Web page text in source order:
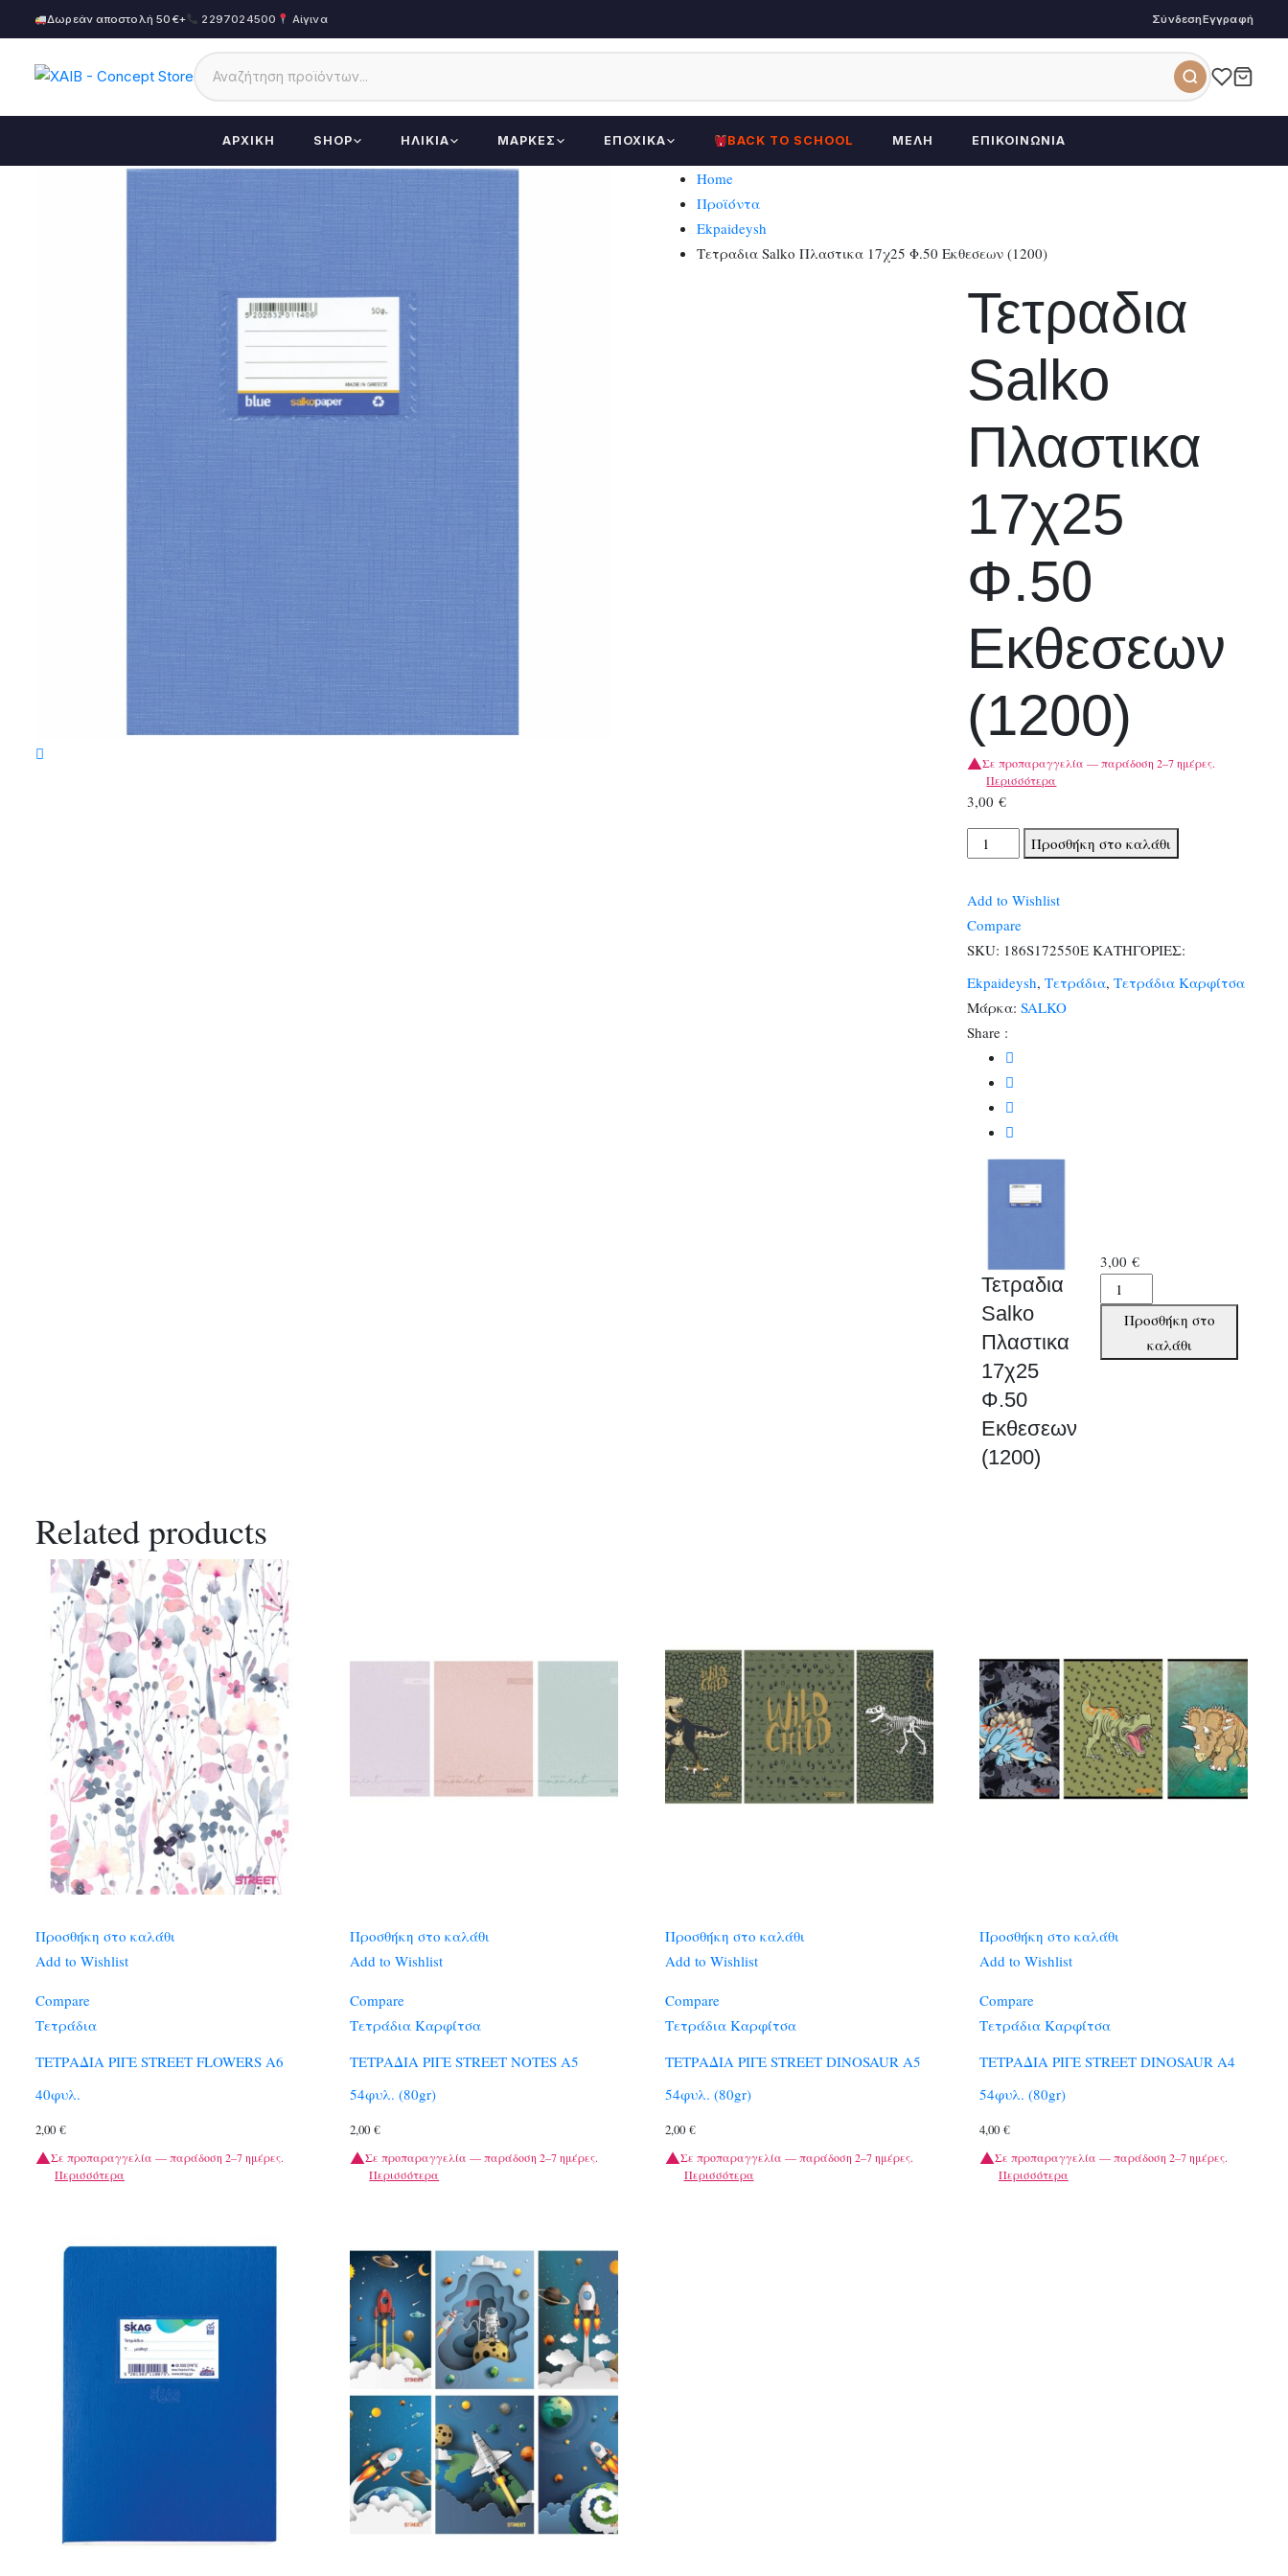
Δωρεάν αποστολή 50€+ 2297024500 Αίγινα ΣύνδεσηΕγγραφή
ΑΡΧΙΚΉ SHOP ΗΛΙΚΊΑ ΜΆΡΚΕΣ ΕΠΟΧΙΚΆ BACK TO SCHOOL ΜΈΛΗ ΕΠΙΚΟΙΝΩΝΊΑ
Home
Προϊόντα
Ekpaideysh
Τετραδια Salko Πλαστικα 17χ25 Φ.50 Εκθεσεων (1200)
Τετραδια
Salko
Πλαστικα
17χ25
Φ.50
Εκθεσεων
(1200)
Σε προπαραγγελία — παράδοση 2–7 ημέρες.
Περισσότερα
3,00€
Τετραδια
Salko
(1200)
ποσότητα
Προσθήκη στο καλάθι
Add to Wishlist
Compare
SKU: 186S172550Ε ΚΑΤΗΓΟΡΙΕΣ:
Ekpaideysh,Τετράδια,Τετράδια Καρφίτσα
Μάρκα:SALKO
Share :
Τετραδια
Salko
Πλαστικα
17χ25
Φ.50
Εκθεσεων
(1200)
3,00€
Τετραδια
Salko
17χ25
Προσθήκη στο
καλάθι
Related products
Προσθήκη στο καλάθι
Add to Wishlist
Compare
Τετράδια
ΤΕΤΡΑΔΙΑ ΡΙΓΕ STREET FLOWERS Α6
40φυλ.
2,00 €
Σε προπαραγγελία — παράδοση 2–7 ημέρες.
Περισσότερα
Προσθήκη στο καλάθι
Add to Wishlist
Compare
Τετράδια Καρφίτσα
ΤΕΤΡΑΔΙΑ ΡΙΓΕ STREET NOTES A5
54φυλ. (80gr)
2,00€
Σε προπαραγγελία — παράδοση 2–7 ημέρες.
Περισσότερα
Προσθήκη στο καλάθι
Add to Wishlist
Compare
Τετράδια Καρφίτσα
ΤΕΤΡΑΔΙΑ ΡΙΓΕ STREET DINOSAUR A5
54φυλ. (80gr)
2,00 €
Σε προπαραγγελία — παράδοση 2–7 ημέρες.
Περισσότερα
Προσθήκη στο καλάθι
Add to Wishlist
Compare
Τετράδια Καρφίτσα
ΤΕΤΡΑΔΙΑ ΡΙΓΕ STREET DINOSAUR A4
54φυλ. (80gr)
4,00 €
Σε προπαραγγελία — παράδοση 2–7 ημέρες.
Περισσότερα